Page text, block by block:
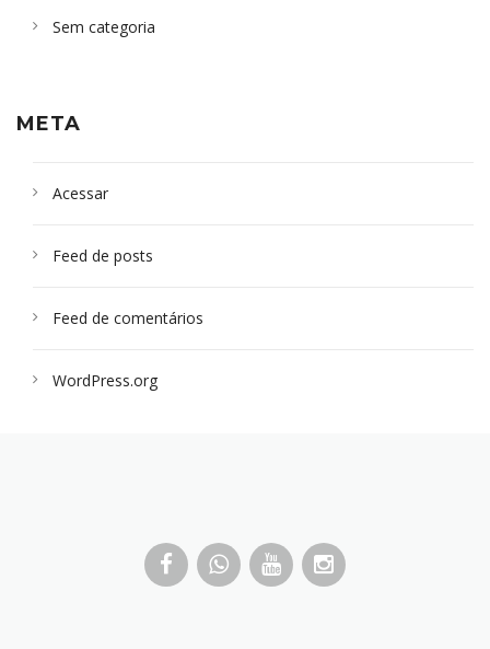
Sem categoria
META
Acessar
Feed de posts
Feed de comentários
WordPress.org